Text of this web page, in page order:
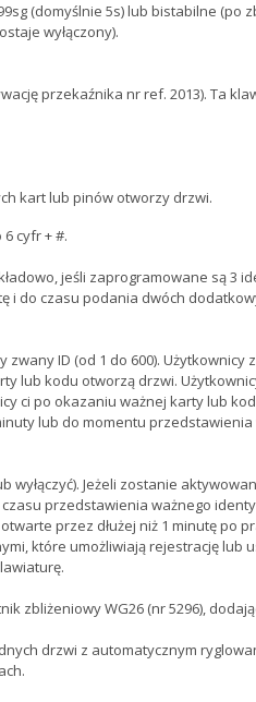
(domyślnie 5s) lub bistabilne (po
wyłączony).
przekaźnika nr ref. 2013). Ta
kart lub pinów otworzy drzwi.
cyfr + #.
jeśli zaprogramowane są 3
i do czasu podania dwóch
ID (od 1 do 600). Użytkownicy
lub kodu otworzą drzwi.
ci po okazaniu ważnej karty lub
lub do momentu
wyłączyć). Jeżeli zostanie
przedstawienia ważnego
przez dłużej niż 1 minutę po
które umożliwiają rejestrację lub
zbliżeniowy WG26 (nr 5296),
drzwi z automatycznym